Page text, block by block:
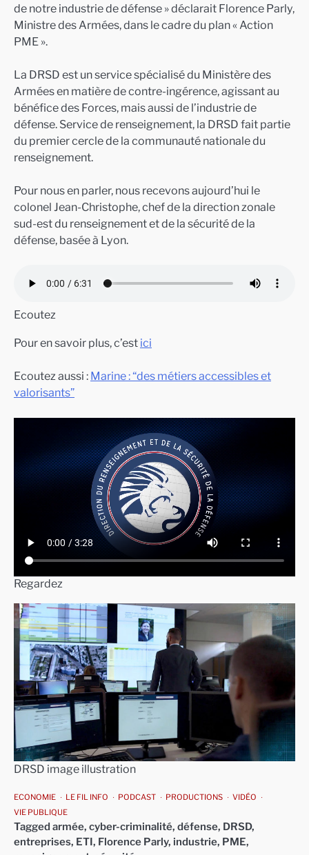
de notre industrie de défense » déclarait Florence Parly,
Ministre des Armées, dans le cadre du plan « Action
PME ».
La DRSD est un service spécialisé du Ministère des
Armées en matière de contre-ingérence, agissant au
bénéfice des Forces, mais aussi de l’industrie de
défense. Service de renseignement, la DRSD fait partie
du premier cercle de la communauté nationale du
renseignement.
Pour nous en parler, nous recevons aujourd’hui le
colonel Jean-Christophe, chef de la direction zonale
sud-est du renseignement et de la sécurité de la
défense, basée à Lyon.
Ecoutez
Pour en savoir plus, c’est ici
Ecoutez aussi : Marine : “des métiers accessibles et
valorisants”
Regardez
DRSD image illustration
ECONOMIE LE FIL INFO PODCAST PRODUCTIONS
VIDÉO
VIE PUBLIQUE
Tagged armée, cyber-criminalité, défense, DRSD,
entreprises, ETI, Florence Parly, industrie, PME,